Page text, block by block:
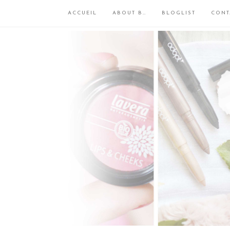
ACCUEIL ABOUT B… BLOGLIST